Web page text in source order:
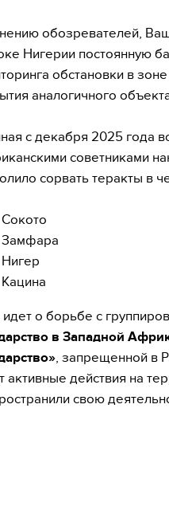
обозревателей,
Нигерии постоянную
обстановки в
аналогичного
с декабря 2025 года
советниками
сорвать теракты в
Сокото
Замфара
Нигер
Кацина
идет о борьбе с
в Западной
, запрещенной в
активные действия на
свою